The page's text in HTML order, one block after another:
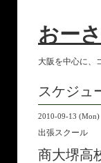
おー
大阪を中心に、
スケジュ
2010-09-13 (Mon)
出張スクール
商大堺高